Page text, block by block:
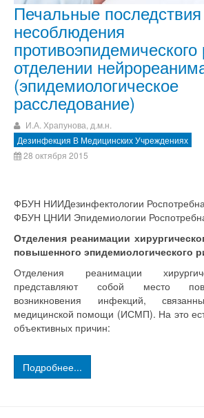
Печальные последствия
несоблюдения
отделении
(эпидемиологическое
расследование)
И.А. Храпунова, д.м.н.
Дезинфекция В Медицинских Учреждениях
28 октября 2015
ФБУН НИИДезинфектологии
ФБУН ЦНИИ Эпидемиологии
Отделения реанимации
повышенного эпидемиологического
Отделения реанимации
представляют собой место
возникновения инфекций,
медицинской помощи (ИСМП). На это
объективных причин:
Подробнее...